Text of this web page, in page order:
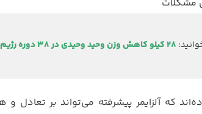
مشکلات
۲۸ کیلو کاهش وزن وحید وحیدی در ۳۸ دوره رژیم لیمومی
که آلزایمر پیشرفته می‌تواند بر تعادل